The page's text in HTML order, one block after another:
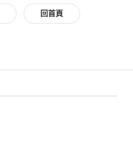
回首頁